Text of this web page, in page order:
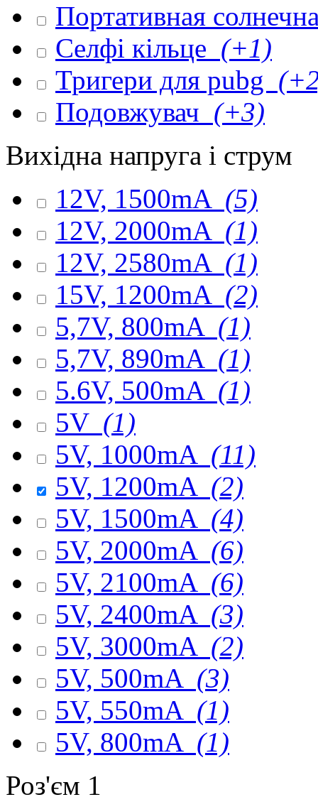
Портативная
Селфі кільце (+1)
Тригери для pubg
Подовжувач (+3)
Вихідна напруга і струм
12V, 1500mA (5)
12V, 2000mA (1)
12V, 2580mA (1)
15V, 1200mA (2)
5,7V, 800mA (1)
5,7V, 890mA (1)
5.6V, 500mA (1)
5V (1)
5V, 1000mA (11)
5V, 1200mA (2)
5V, 1500mA (4)
5V, 2000mA (6)
5V, 2100mA (6)
5V, 2400mA (3)
5V, 3000mA (2)
5V, 500mA (3)
5V, 550mA (1)
5V, 800mA (1)
Роз'єм 1